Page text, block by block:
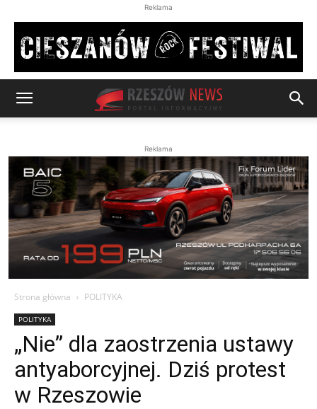
Reklama
Reklama
Strona główna POLITYKA
POLITYKA
„Nie” dla zaostrzenia ustawy
antyaborcyjnej. Dziś protest
w Rzeszowie